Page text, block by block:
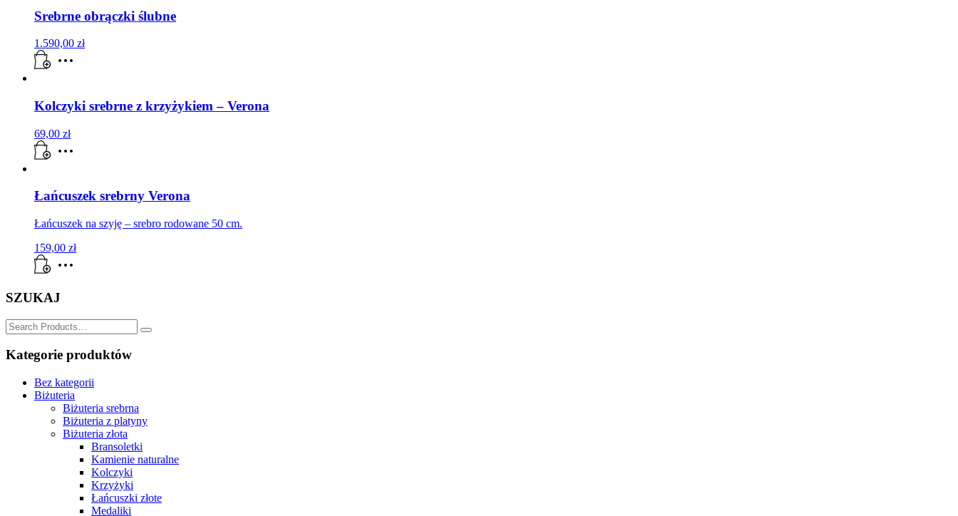
Srebrne obrączki ślubne
1.590,00 zł
Kolczyki srebrne z krzyżykiem – Verona
69,00 zł
Łańcuszek srebrny Verona
Łańcuszek na szyję – srebro rodowane 50 cm.
159,00 zł
SZUKAJ
SZUKAJ
for:
Kategorie produktów
Bez kategorii
Biżuteria
Biżuteria srebrna
Biżuteria z platyny
Biżuteria złota
Bransoletki
Kamienie naturalne
Kolczyki
Krzyżyki
Łańcuszki złote
Medaliki